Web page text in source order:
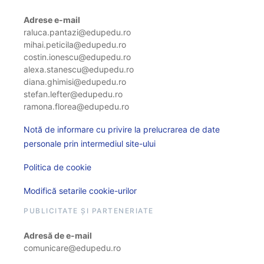
Adrese e-mail
raluca.pantazi@edupedu.ro
mihai.peticila@edupedu.ro
costin.ionescu@edupedu.ro
alexa.stanescu@edupedu.ro
diana.ghimisi@edupedu.ro
stefan.lefter@edupedu.ro
ramona.florea@edupedu.ro
Notă de informare cu privire la prelucrarea de date
personale prin intermediul site-ului
Politica de cookie
Modifică setarile cookie-urilor
PUBLICITATE ȘI PARTENERIATE
Adresă de e-mail
comunicare@edupedu.ro